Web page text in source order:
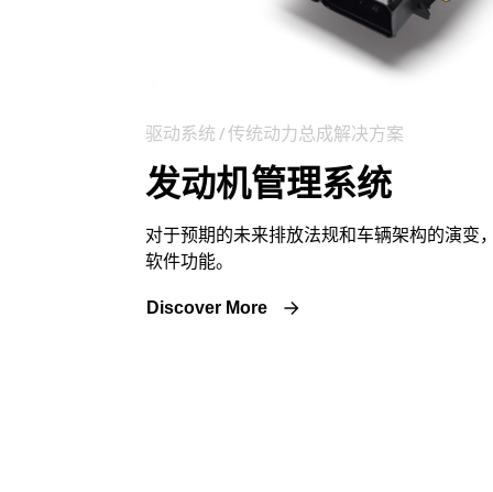
驱动系统 / 传统动力总成解决方案
发动机管理系统
对于预期的未来排放法规和车辆架构的演变
软件功能。
Discover More